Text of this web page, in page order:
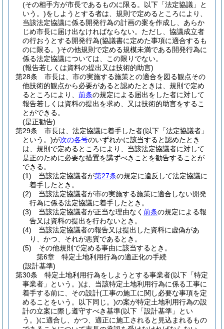
(その相手方が市長であるものに限る。以下「法定協議」と
いう。)をしようとする者は、規則で定めるところにより、
当該法定協議に係る開発行為の計画の案を作成し、あらか
じめ市長に届け出なければならない。 ただし、協議成立者
の行おうとする開発行為(協議書に定めた事項に適合するも
のに限る。)その他規則で定める規模未満である開発行為に
係る法定協議については、この限りでない。
(報告若しくは資料の提出又は技術的助言)
第28条
市長は、市の実施する施策との適合を図る観点その
他技術的観点から必要があると認めたときは、規則で定め
るところにより、 前条の規定による届出をした者に対して
報告若しくは資料の提出を求め、又は技術的助言をするこ
とができる。
(是正勧告)
第29条
市長は、法定協議に着手した者(以下「法定協議者」
という。)が次の各号のいずれかに該当すると認めたとき
は、規則で定めるところにより、当該法定協議者に対して
是正のために必要な措置を講ずべきことを勧告することが
できる。
(1)
当該法定協議者が第27条の規定に違反して法定協議に
着手したとき。
(2)
当該法定協議者が市の実施する施策に適合しない開発
行為に係る法定協議に着手したとき。
(3)
当該法定協議者が正当な理由なく 前条の規定による報
告又は資料の提出を行わないとき。
(4)
当該法定協議者の報告又は提出した資料に虚偽があ
り、かつ、それが悪質であるとき。
(5)
その他規則で定める事由に該当するとき。
第6章
特定土地利用行為の適正化の手続
(設計基準)
第30条
特定土地利用行為をしようとする事業者(以下「特定
事業者」という。)は、当該特定土地利用行為に係る工事に
着手する前に、その設計(工事の施工に関し必要な事項を定
めることをいう。以下同じ。)の案が特定土地利用行為の設
計の立案に際し遵守すべき基準(以下「設計基準」とい
う。)に適合し、かつ、適正に施工されると見込まれるもの